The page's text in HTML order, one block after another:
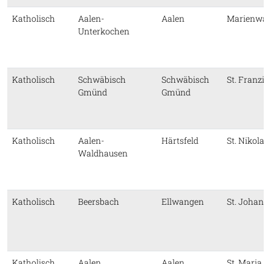
Katholisch
Aalen-
Unterkochen
Aalen
Katholisch
Schwäbisch
Gmünd
Schwäbisch
Gmünd
St.
Katholisch
Aalen-
Waldhausen
Härtsfeld St.
Katholisch Beersbach Ellwangen St.